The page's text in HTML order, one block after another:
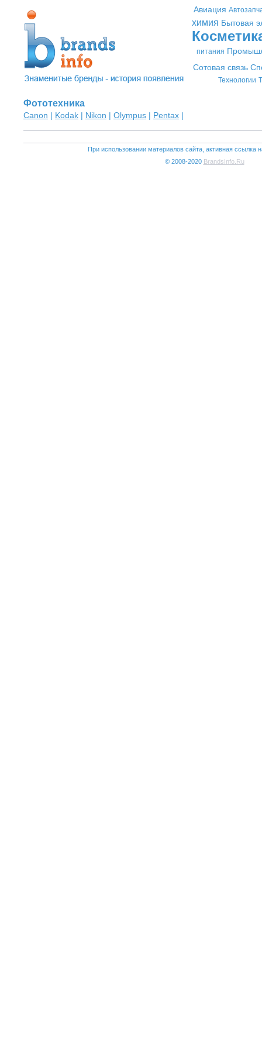
Авиация
химия Бытовая
питания
Сотовая связь
Технологии
Фототехника
Canon | Kodak | Nikon | Olympus | Pentax |
При использовании материалов сайта, активная ссылка
© 2008-2020 BrandsInfo.Ru